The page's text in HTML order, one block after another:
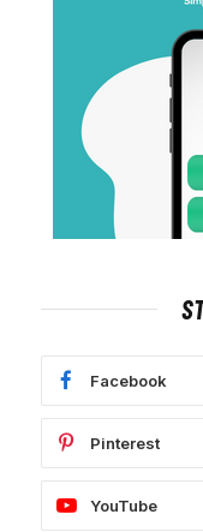
Facebook
Pinterest
YouTube